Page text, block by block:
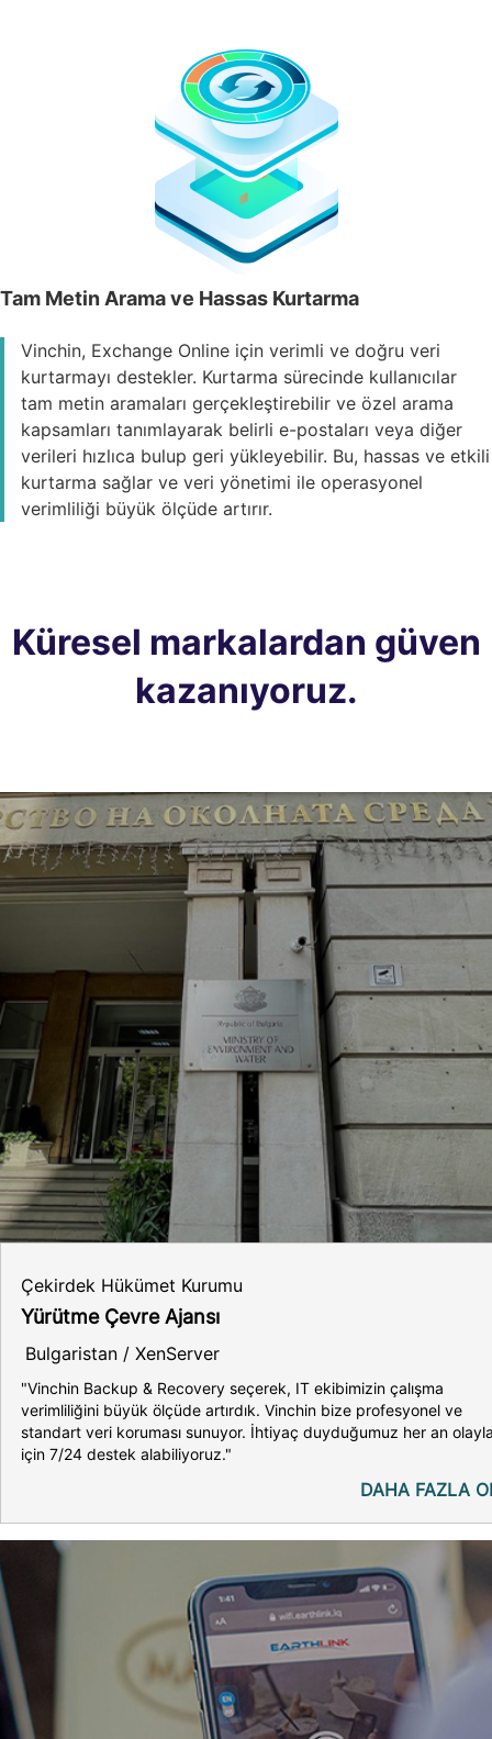
Tam Metin Arama ve Hassas Kurtarma
Vinchin, Exchange Online için verimli ve doğru veri
kurtarmayı destekler. Kurtarma sürecinde kullanıcılar
tam metin aramaları gerçekleştirebilir ve özel arama
kapsamları tanımlayarak belirli e-postaları veya diğer
verileri hızlıca bulup geri yükleyebilir. Bu, hassas ve etkili
kurtarma sağlar ve veri yönetimi ile operasyonel
verimliliği büyük ölçüde artırır.
Küresel markalardan güven
kazanıyoruz.
Çekirdek Hükümet Kurumu
Yürütme Çevre Ajansı
Bulgaristan / XenServer
"Vinchin Backup & Recovery seçerek, IT ekibimizin çalışma
verimliliğini büyük ölçüde artırdık. Vinchin bize profesyonel ve
standart veri koruması sunuyor. İhtiyaç duyduğumuz her an
için 7/24 destek alabiliyoruz."
DAHA FAZLA